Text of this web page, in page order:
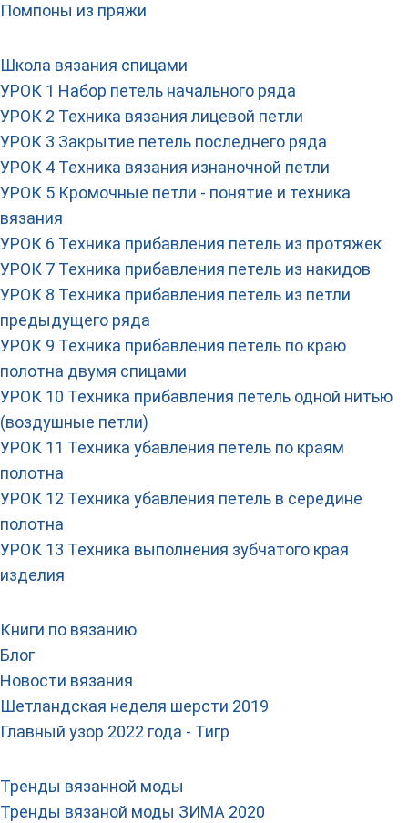
Помпоны из пряжи
Школа вязания спицами
УРОК 1 Набор петель начального ряда
УРОК 2 Техника вязания лицевой петли
УРОК 3 Закрытие петель последнего ряда
УРОК 4 Техника вязания изнаночной петли
УРОК 5 Кромочные петли - понятие и техника
вязания
УРОК 6 Техника прибавления петель из протяжек
УРОК 7 Техника прибавления петель из накидов
УРОК 8 Техника прибавления петель из петли
предыдущего ряда
УРОК 9 Техника прибавления петель по краю
полотна двумя спицами
УРОК 10 Техника прибавления петель одной нитью
(воздушные петли)
УРОК 11 Техника убавления петель по краям
полотна
УРОК 12 Техника убавления петель в середине
полотна
УРОК 13 Техника выполнения зубчатого края
изделия
Книги по вязанию
Блог
Новости вязания
Шетландская неделя шерсти 2019
Главный узор 2022 года - Тигр
Тренды вязанной моды
Тренды вязаной моды ЗИМА 2020